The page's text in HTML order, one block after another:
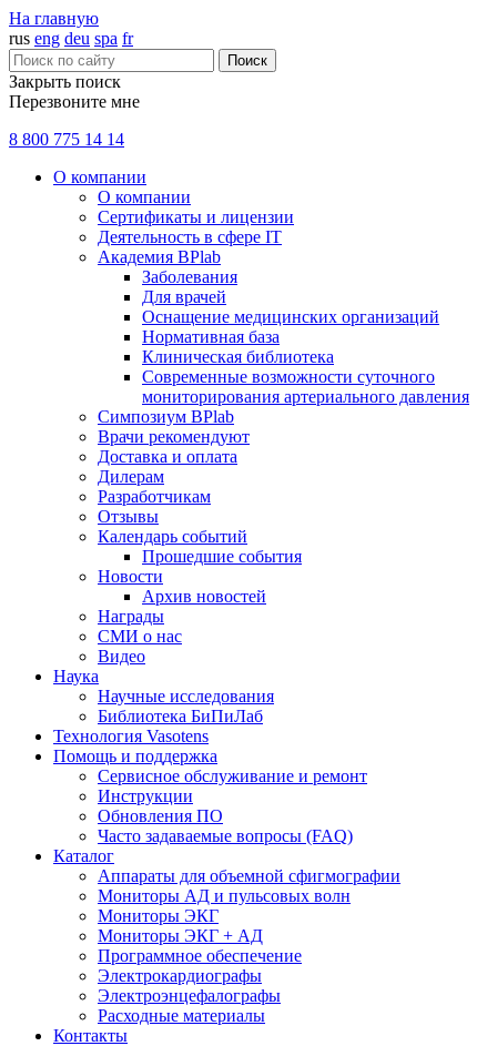
На главную
rus eng deu spa fr
Поиск
Закрыть поиск
Перезвоните мне
8 800 775 14 14
О компании
О компании
Сертификаты и лицензии
Деятельность в сфере IT
Академия BPlab
Заболевания
Для врачей
Оснащение медицинских организаций
Нормативная база
Клиническая библиотека
Современные возможности суточного
мониторирования артериального давления
Симпозиум BPlab
Врачи рекомендуют
Доставка и оплата
Дилерам
Разработчикам
Отзывы
Календарь событий
Прошедшие события
Новости
Архив новостей
Награды
СМИ о нас
Видео
Наука
Научные исследования
Библиотека БиПиЛаб
Технология Vasotens
Помощь и поддержка
Сервисное обслуживание и ремонт
Инструкции
Обновления ПО
Часто задаваемые вопросы (FAQ)
Каталог
Аппараты для объемной сфигмографии
Мониторы АД и пульсовых волн
Мониторы ЭКГ
Мониторы ЭКГ + АД
Программное обеспечение
Электрокардиографы
Электроэнцефалографы
Расходные материалы
Контакты